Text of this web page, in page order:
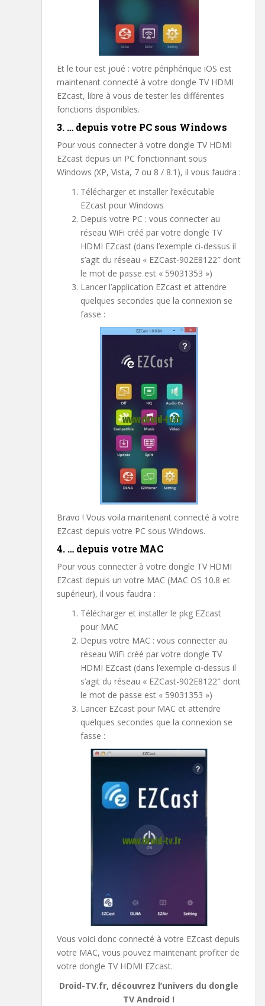
Et le tour est joué : votre périphérique iOS est
maintenant connecté à votre dongle TV HDMI
EZcast, libre à vous de tester les différentes
fonctions disponibles.
3. … depuis votre PC sous Windows
Pour vous connecter à votre dongle TV HDMI
EZcast depuis un PC fonctionnant sous
Windows (XP, Vista, 7 ou 8 / 8.1), il vous faudra :
Télécharger et installer l’exécutable
EZcast pour Windows
Depuis votre PC : vous connecter au
réseau WiFi créé par votre dongle TV
HDMI EZcast (dans l’exemple ci-dessus il
s’agit du réseau « EZCast-902E8122″ dont
le mot de passe est « 59031353 »)
Lancer l’application EZcast et attendre
quelques secondes que la connexion se
fasse :
Bravo ! Vous voila maintenant connecté à votre
EZcast depuis votre PC sous Windows.
4. … depuis votre MAC
Pour vous connecter à votre dongle TV HDMI
EZcast depuis un votre MAC (MAC OS 10.8 et
supérieur), il vous faudra :
Télécharger et installer le pkg EZcast
pour MAC
Depuis votre MAC : vous connecter au
réseau WiFi créé par votre dongle TV
HDMI EZcast (dans l’exemple ci-dessus il
s’agit du réseau « EZCast-902E8122″ dont
le mot de passe est « 59031353 »)
Lancer EZcast pour MAC et attendre
quelques secondes que la connexion se
fasse :
Vous voici donc connecté à votre EZcast depuis
votre MAC, vous pouvez maintenant profiter de
votre dongle TV HDMI EZcast.
Droid-TV.fr, découvrez l’univers du dongle
TV Android !